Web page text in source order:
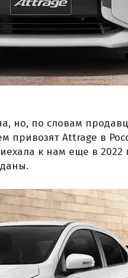
но, по словам
привозят Attrage в
к нам еще в 2022